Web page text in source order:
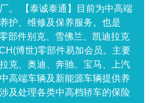
。 【泰诚泰通】目前为中高端
护、维修及保养服务。也是
部件别克、雪佛兰、凯迪拉克
博世)零部件易加会员。主要
克、奥迪、奔驰、宝马、上汽
高端车辆及新能源车辆提供养
及处理各类中高档轿车的保险